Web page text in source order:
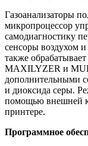
Газоанализаторы
микропроцессор
самодиагностику
сенсоры воздухом и
также
MAXILYZER и
дополнительными
и диоксида серы.
помощью внешней
принтере.
Программное